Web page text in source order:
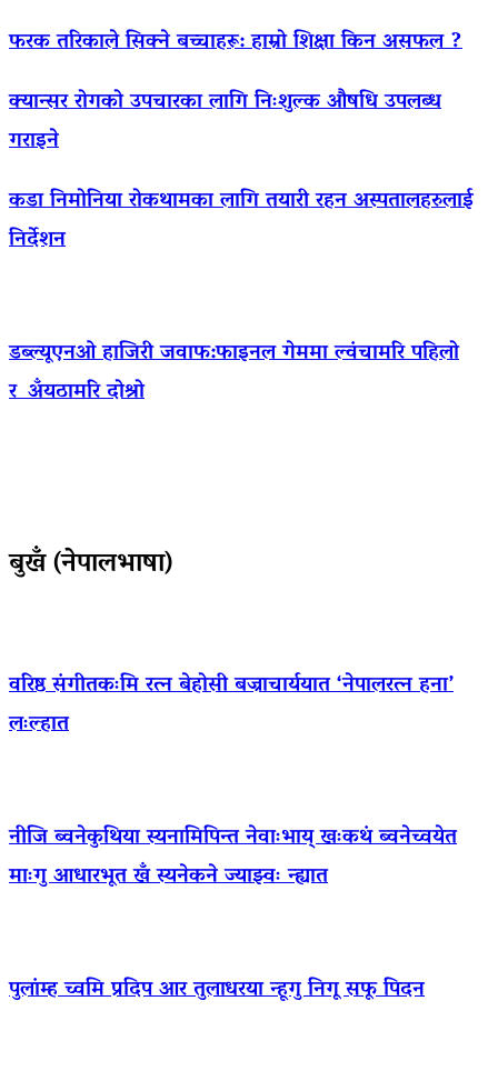
फरक तरिकाले सिक्ने बच्चाहरू: हाम्रो शिक्षा किन असफल ?
क्यान्सर रोगको उपचारका लागि निःशुल्क औषधि उपलब्ध
गराइने
कडा निमोनिया रोकथामका लागि तयारी रहन अस्पतालहरुलाई
निर्देशन
डब्ल्यूएनओ हाजिरी जवाफ:फाइनल गेममा ल्वंचामरि पहिलो
र अँयठामरि दोश्रो
बुखँ (नेपालभाषा)
वरिष्ठ संगीतकःमि रत्न बेहोसी बज्राचार्ययात ‘नेपालरत्न हना’
लःल्हात
नीजि ब्वनेकुथिया स्यनामिपिन्त नेवाःभाय् खःकथं ब्वनेच्वयेत
माःगु आधारभूत खँ स्यनेकने ज्याझ्वः न्ह्यात
पुलांम्ह च्वमि प्रदिप आर तुलाधरया न्हूगु निगू सफू पिदन